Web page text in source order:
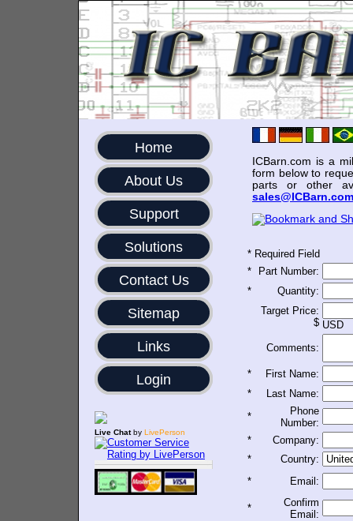
Home
About Us
Support
Solutions
Contact Us
Sitemap
Links
Login
Live Chatby LivePerson
ICBarn.com is a
form below to
parts or other
sales@ICBarn.com
* Required Field
*
Part Number:
*
Quantity:
Target Price:
$ USD
Comments:
*
First Name:
*
Last Name:
*
Phone
Number:
*
Company:
*
Country:
*
Email:
*
Confirm
Email: